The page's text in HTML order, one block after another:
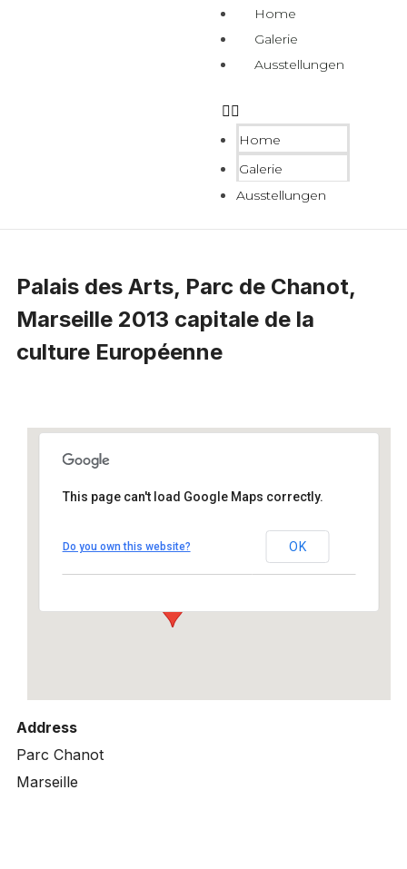
Home
Galerie
Ausstellungen
Home
Galerie
Ausstellungen
Palais des Arts, Parc de Chanot,
Marseille 2013 capitale de la
culture Européenne
Parc Chanot - Marseille
This page can't load Google Maps correctly.
Do you own this website? OK
Address
Parc Chanot
Marseille